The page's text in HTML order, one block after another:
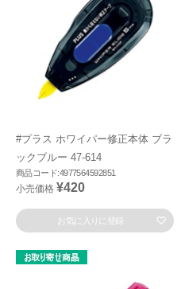
#プラス ホワイパー修正本体 ブラ
ックブルー 47-614
商品コード:4977564592851
小売価格 ¥420
お気に入りに登録